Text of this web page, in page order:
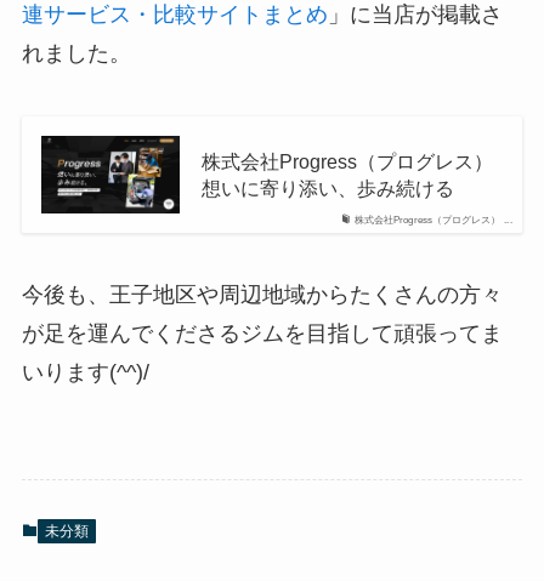
連サービス・比較サイトまとめ 」に当店が掲載さ
れました。
株式会社Progress（プログレス） ...
株式会社Progress（プログレス）
想いに寄り添い、歩み続ける
今後も、王子地区や周辺地域からたくさんの方々
が足を運んでくださるジムを目指して頑張ってま
いります(^^)/
未分類